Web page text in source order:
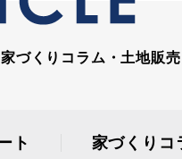
づくりコラム・土地販
ト 家づくりコ